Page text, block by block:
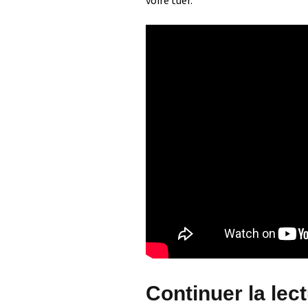
Continuer la